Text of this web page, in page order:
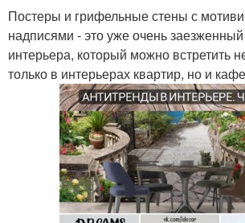
Постеры и грифельные стены с
надписями - это уже очень
интерьера, который можно встретить
только в интерьерах квартир, но и кафе